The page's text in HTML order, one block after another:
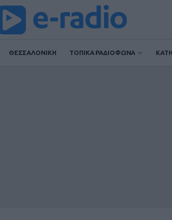
ΘΕΣΣΑΛΟΝΙΚΗ ΤΟΠΙΚΑ ΡΑΔΙΟΦΩΝΑ